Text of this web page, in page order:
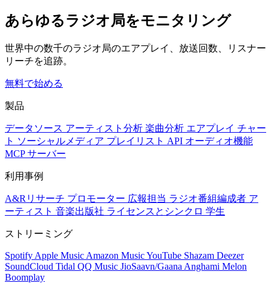
あらゆるラジオ局をモニタリング
世界中の数千のラジオ局のエアプレイ、放送回数、リスナー
リーチを追跡。
無料で始める
製品
データソース アーティスト分析 楽曲分析 エアプレイ チャー
ト ソーシャルメディア プレイリスト API オーディオ機能
MCP サーバー
利用事例
A&Rリサーチ プロモーター 広報担当 ラジオ番組編成者 ア
ーティスト 音楽出版社 ライセンスとシンクロ 学生
ストリーミング
Spotify Apple Music Amazon MusicYouTube Shazam Deezer
SoundCloud Tidal QQ Music JioSaavn/Gaana Anghami Melon
Boomplay